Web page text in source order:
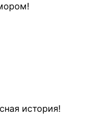
история!